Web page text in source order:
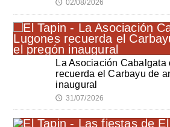
🕔 02/08/2026
La Asociación Cabalgata
recuerda el Carbayu de
inaugural
🕔 31/07/2026